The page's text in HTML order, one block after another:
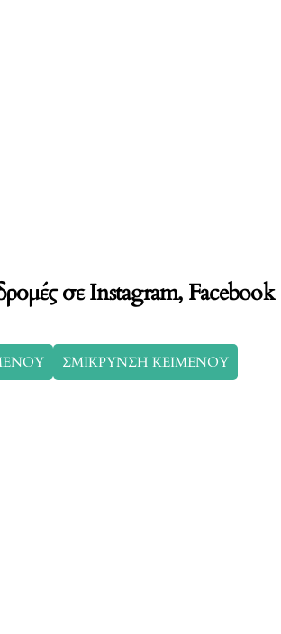
σε Instagram, Facebook
ΣΜΙΚΡΥΝΣΗ ΚΕΙΜΕΝΟΥ